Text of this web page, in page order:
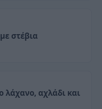
στέβια
λάχανο, αχλάδι και